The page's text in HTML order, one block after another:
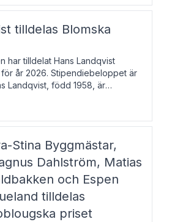
tilldelas Blomska
har tilldelat Hans Landqvist
år 2026. Stipendiebeloppet är
Landqvist, född 1958, är
Göteborgs universitet. Han
på avhandlingen Författn
Stina Byggmästar,
Dahlström, Matias
och Espen
tilldelas
priset